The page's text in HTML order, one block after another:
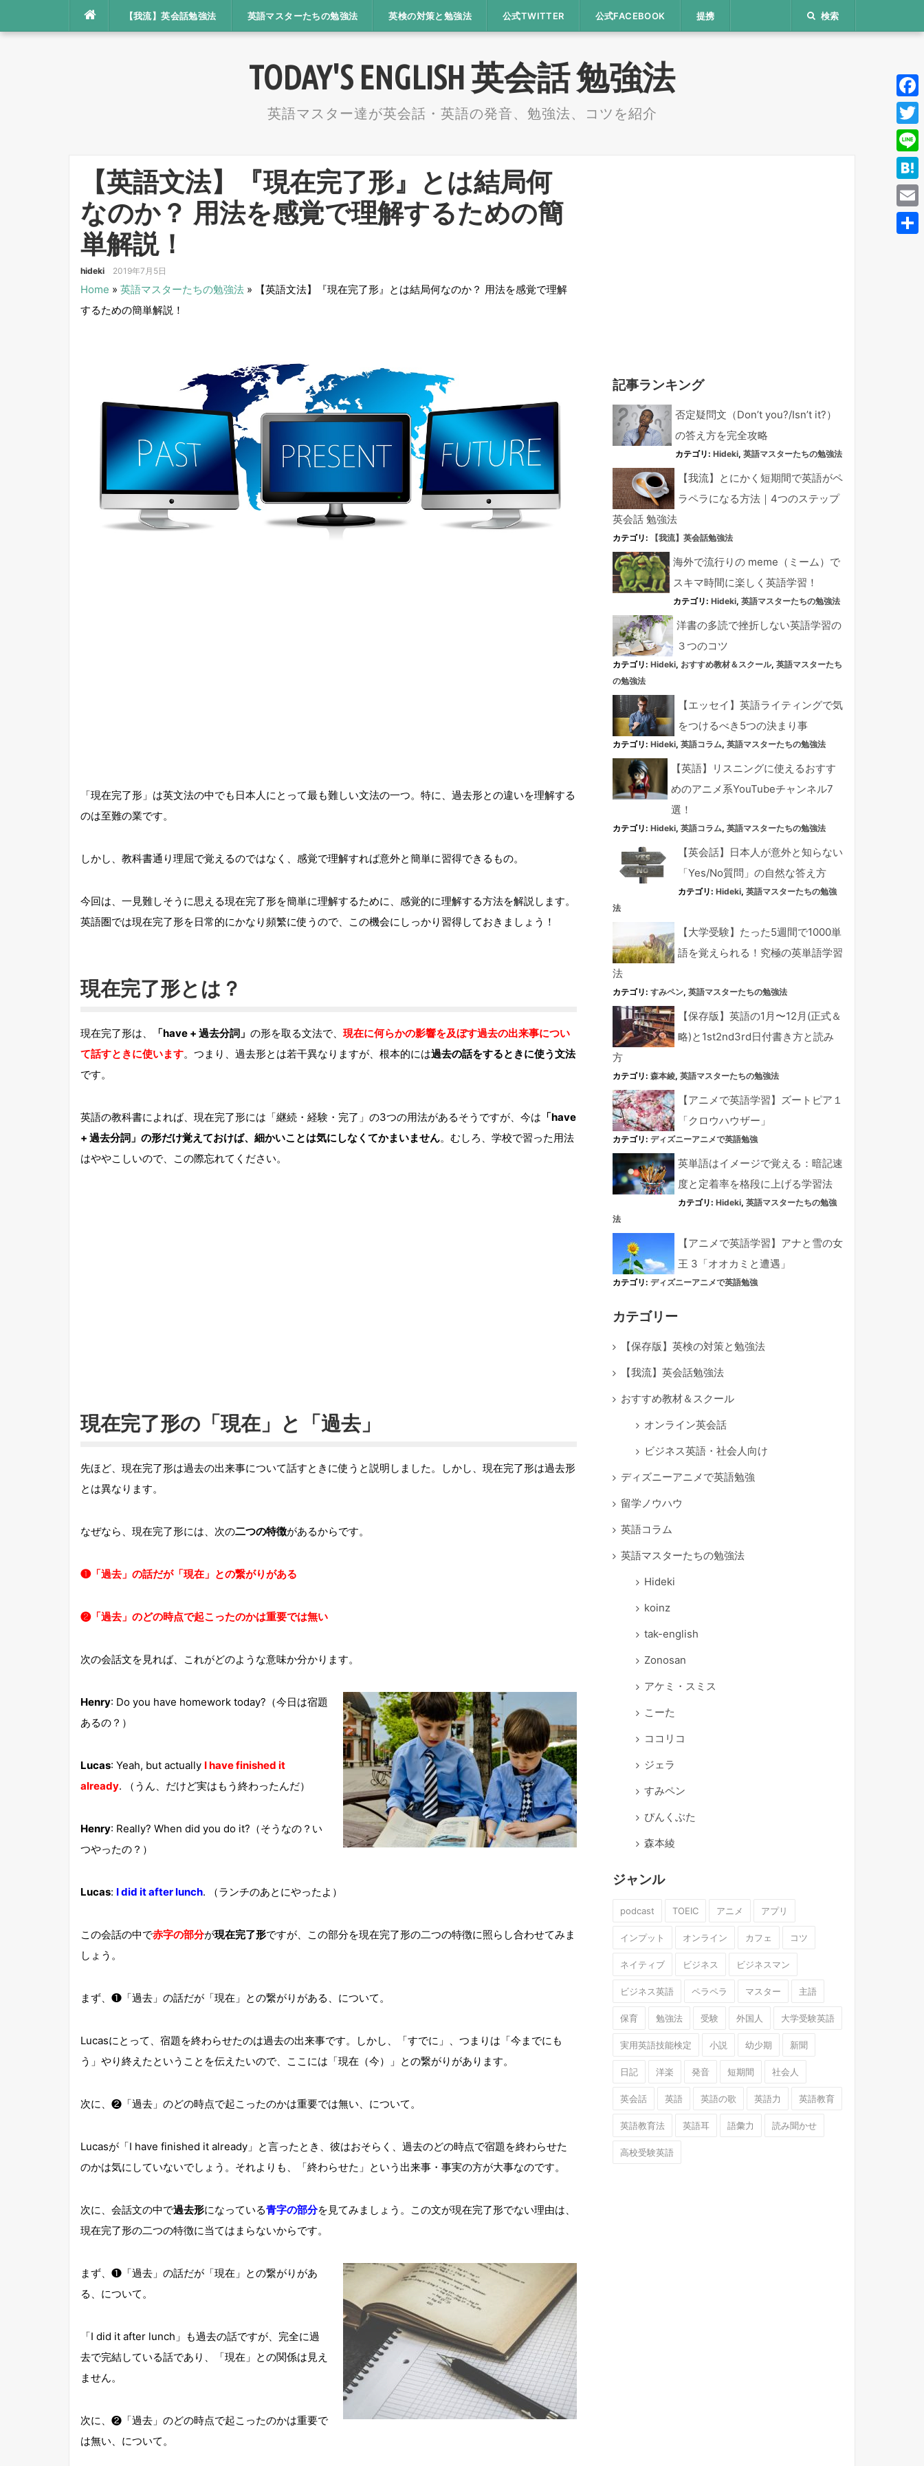
ン
【我流】英会話勉強法 英語マスターたちの勉強法 英検の対策と勉強法 公式TWITTER 公式FACEBOOK 提携 検索
TODAY'S ENGLISH 英会話 勉強法
英語マスター達が英会話・英語の発音、勉強法、コツを紹介
【英語文法】『現在完了形』とは結局何
なのか？ 用法を感覚で理解するための簡
単解説！
hideki 2019年7月5日
Home » 英語マスターたちの勉強法»
【英語文法】『現在完了形』とは結局何なのか？ 用法を感覚で理解
するための簡単解説！
「現在完了形」は英文法の中でも日本人にとって最も難しい文法の一つ。特に、過去形との違いを理解する
のは至難の業です。
しかし、教科書通り理屈で覚えるのではなく、感覚で理解すれば意外と簡単に習得できるもの。
今回は、一見難しそうに思える現在完了形を簡単に理解するために、感覚的に理解する方法を解説します。
英語圏では現在完了形を日常的にかなり頻繁に使うので、この機会にしっかり習得しておきましょう！
現在完了形とは？
現在完了形は、 「have + 過去分詞」 の形を取る文法で、 現在に何らかの影響を及ぼす過去の出来事につい
て話すときに使います。つまり、過去形とは若干異なりますが、根本的には過去の話をするときに使う文法
です。
英語の教科書によれば、現在完了形には「継続・経験・完了」の3つの用法があるそうですが、今は 「have
+ 過去分詞」の形だけ覚えておけば、細かいことは気にしなくてかまいません。むしろ、学校で習った用法
はややこしいので、この際忘れてください。
現在完了形の「現在」と「過去」
先ほど、現在完了形は過去の出来事について話すときに使うと説明しました。しかし、現在完了形は過去形
とは異なります。
なぜなら、現在完了形には、次の二つの特徴があるからです。
❶「過去」の話だが「現在」との繋がりがある
❷「過去」のどの時点で起こったのかは重要では無い
次の会話文を見れば、これがどのような意味か分かります。
Henry: Do you have homework today?（今日は宿題
あるの？）
Lucas: Yeah, but actually I have finished it
already. （うん、だけど実はもう終わったんだ）
Henry: Really? When did you do it?（そうなの？い
つやったの？）
Lucas: I did it after lunch. （ランチのあとにやったよ）
この会話の中で赤字の部分が現在完了形ですが、この部分を現在完了形の二つの特徴に照らし合わせてみま
しょう。
まず、❶「過去」の話だが「現在」との繋がりがある、について。
Lucasにとって、宿題を終わらせたのは過去の出来事です。しかし、「すでに」、つまりは「今までにも
う」やり終えたということを伝えたいので、ここには「現在（今）」との繋がりがあります。
次に、❷「過去」のどの時点で起こったのかは重要では無い、について。
Lucasが「I have finished it already」と言ったとき、彼はおそらく、過去のどの時点で宿題を終わらせた
のかは気にしていないでしょう。それよりも、「終わらせた」という出来事・事実の方が大事なのです。
次に、会話文の中で過去形になっている青字の部分を見てみましょう。この文が現在完了形でない理由は、
現在完了形の二つの特徴に当てはまらないからです。
まず、❶「過去」の話だが「現在」との繋がりがあ
る、について。
「I did it after lunch」も過去の話ですが、完全に過
去で完結している話であり、「現在」との関係は見え
ません。
次に、❷「過去」のどの時点で起こったのかは重要で
は無い、について。
記事ランキング
否定疑問文（Don’t you?/Isn’t it?）
の答え方を完全攻略
カテゴリ: Hideki, 英語マスターたちの勉強法
【我流】とにかく短期間で英語がペ
ラペラになる方法｜4つのステップ
英会話 勉強法
カテゴリ: 【我流】英会話勉強法
海外で流行りの meme（ミーム）で
スキマ時間に楽しく英語学習！
カテゴリ: Hideki, 英語マスターたちの勉強法
洋書の多読で挫折しない英語学習の
３つのコツ
カテゴリ: Hideki, おすすめ教材＆スクール, 英語マスターたち
の勉強法
【エッセイ】英語ライティングで気
をつけるべき5つの決まり事
カテゴリ: Hideki, 英語コラム, 英語マスターたちの勉強法
【英語】リスニングに使えるおすす
めのアニメ系YouTubeチャンネル7
選！
カテゴリ: Hideki, 英語コラム, 英語マスターたちの勉強法
【英会話】日本人が意外と知らない
「Yes/No質問」の自然な答え方
カテゴリ: Hideki, 英語マスターたちの勉強
法
【大学受験】たった5週間で1000単
語を覚えられる！究極の英単語学習
法
カテゴリ: すみペン, 英語マスターたちの勉強法
【保存版】英語の1月〜12月(正式＆
略)と1st2nd3rd日付書き方と読み
方
カテゴリ: 森本綾, 英語マスターたちの勉強法
【アニメで英語学習】ズートピア１
「クロウハウザー」
カテゴリ: ディズニーアニメで英語勉強
英単語はイメージで覚える：暗記速
度と定着率を格段に上げる学習法
カテゴリ: Hideki, 英語マスターたちの勉強
法
【アニメで英語学習】アナと雪の女
王 3「オオカミと遭遇」
カテゴリ: ディズニーアニメで英語勉強
カテゴリー
【保存版】英検の対策と勉強法
【我流】英会話勉強法
おすすめ教材＆スクール
オンライン英会話
ビジネス英語・社会人向け
ディズニーアニメで英語勉強
留学ノウハウ
英語コラム
英語マスターたちの勉強法
Hideki
koinz
tak-english
Zonosan
アケミ・スミス
こーた
ココリコ
ジェラ
すみペン
ぴんくぶた
森本綾
ジャンル
podcast TOEIC アニメ アプリ
インプット オンライン カフェ コツ
ネイティブ ビジネス ビジネスマン
ビジネス英語 ペラペラ マスター 主語
保育 勉強法 受験 外国人 大学受験英語
実用英語技能検定 小説 幼少期 新聞
日記 洋楽 発音 短期間 社会人
英会話 英語 英語の歌 英語力 英語教育
英語教育法 英語耳 語彙力 読み聞かせ
高校受験英語
Line
Email